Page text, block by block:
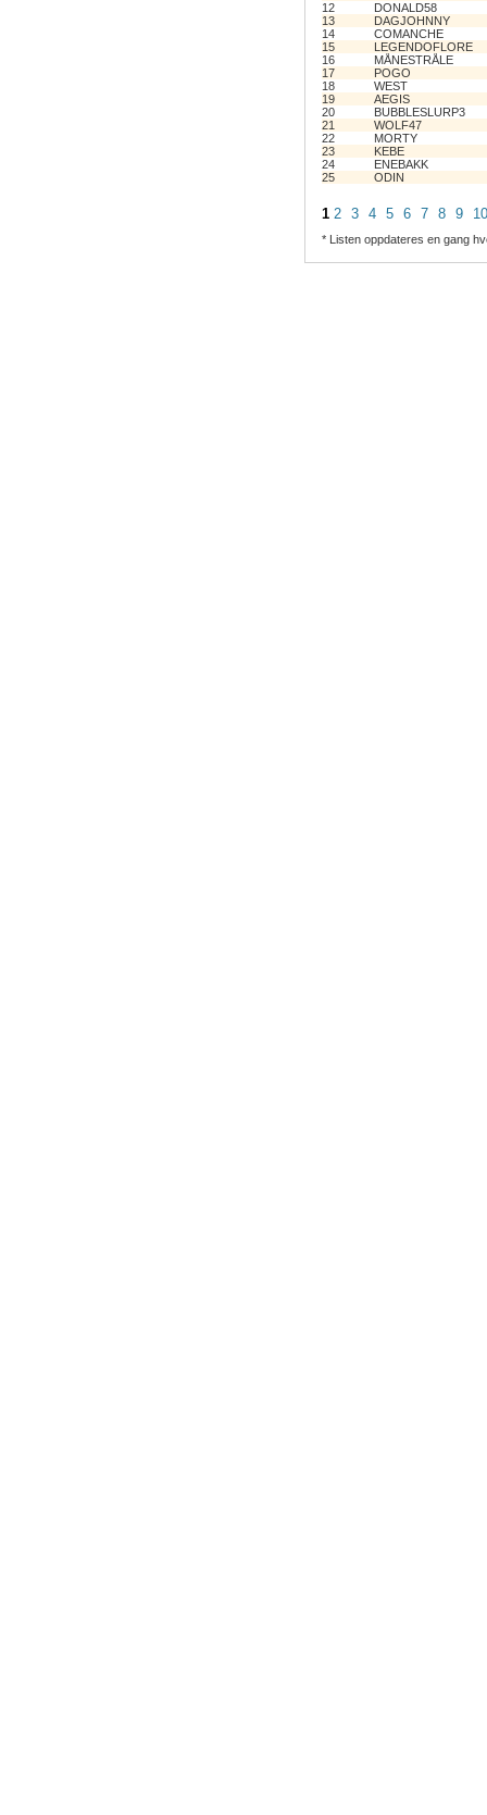
12
DONALD58
13
DAGJOHNNY
14
COMANCHE
15
LEGENDOFLORE
16
MÅNESTRÅLE
17
POGO
18
WEST
19
AEGIS
20
BUBBLESLURP3
21
WOLF47
22
MORTY
23
KEBE
24
ENEBAKK
25
ODIN
1 2 3 4 5 6 7 8 9 10
* Listen oppdateres en gang